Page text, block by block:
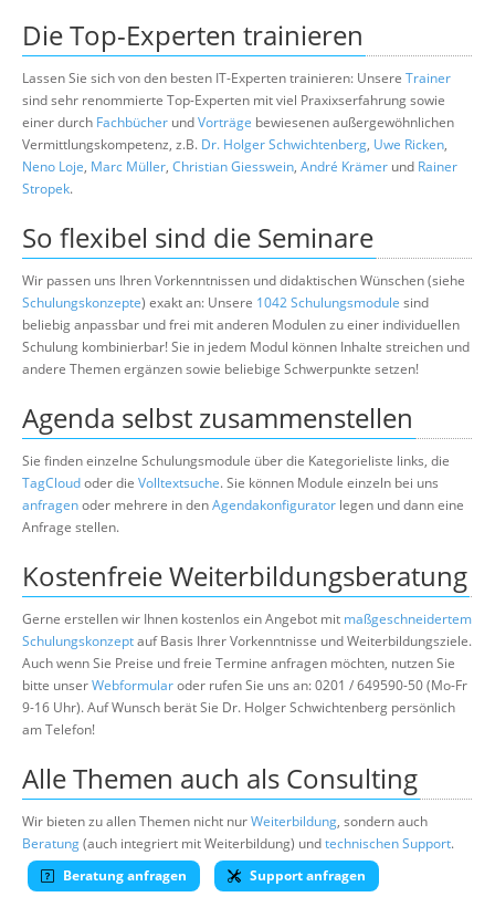
Die Top-Experten trainieren
Lassen Sie sich von den besten IT-Experten trainieren: Unsere Trainer
sind sehr renommierte Top-Experten mit viel Praxixserfahrung sowie
einer durch Fachbücher undVorträge bewiesenen außergewöhnlichen
Vermittlungskompetenz, z.B. Dr. Holger Schwichtenberg, Uwe Ricken,
Neno Loje, Marc Müller, Christian Giesswein, André Krämer und Rainer
Stropek.
So flexibel sind die Seminare
Wir passen uns Ihren Vorkenntnissen und didaktischen Wünschen (siehe
Schulungskonzepte) exakt an: Unsere 1042 Schulungsmodule sind
beliebig anpassbar und frei mit anderen Modulen zu einer individuellen
Schulung kombinierbar! Sie in jedem Modul können Inhalte streichen und
andere Themen ergänzen sowie beliebige Schwerpunkte setzen!
Agenda selbst zusammenstellen
Sie finden einzelne Schulungsmodule über die Kategorieliste links, die
TagCloudoder die Volltextsuche. Sie können Module einzeln bei uns
anfragenoder mehrere in denAgendakonfigurator legen und dann eine
Anfrage stellen.
Kostenfreie Weiterbildungsberatung
Gerne erstellen wir Ihnen kostenlos ein Angebot mit maßgeschneidertem
Schulungskonzeptauf Basis Ihrer Vorkenntnisse und Weiterbildungsziele.
Auch wenn Sie Preise und freie Termine anfragen möchten, nutzen Sie
bitte unserWebformularoder rufen Sie uns an: 0201 / 649590-50 (Mo-Fr
9-16 Uhr). Auf Wunsch berät Sie Dr. Holger Schwichtenberg persönlich
am Telefon!
Alle Themen auch als Consulting
Wir bieten zu allen Themen nicht nurWeiterbildung, sondern auch
Beratung(auch integriert mit Weiterbildung) undtechnischen Support.
Beratung anfragen
Support anfragen